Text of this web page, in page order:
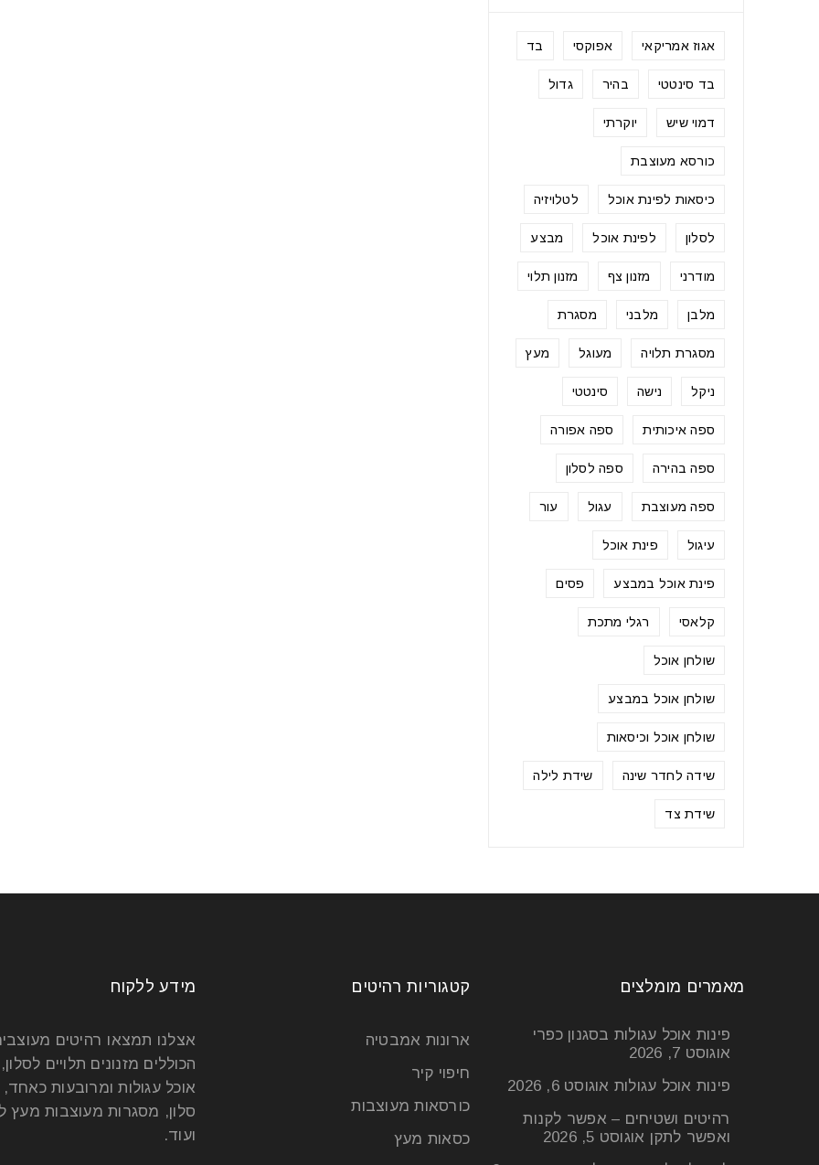
אגוז אמריקאי אפוקסי בד
בד סינטטי בהיר גדול
דמוי שיש יוקרתי
כורסא מעוצבת
כיסאות לפינת אוכל לטלויזיה
לסלון לפינת אוכל מבצע
מודרני מזנון צף מזנון תלוי
מלבן מלבני מסגרת
מסגרת תלויה מעוגל מעץ
ניקל נישה סינטטי
ספה איכותית ספה אפורה
ספה בהירה ספה לסלון
ספה מעוצבת עגול עור
עיגול פינת אוכל
פינת אוכל במבצע פסים
קלאסי רגלי מתכת
שולחן אוכל
שולחן אוכל במבצע
שולחן אוכל וכיסאות
שידה לחדר שינה שידת לילה
שידת צד
מידע ללקוח
אצלנו תמצאו רהיטים
הכוללים מזנונים תלויים
אוכל עגולות ומרובעות
סלון, מסגרות מעוצבות מעץ
ועוד.
קטגוריות רהיטים
ארונות אמבטיה
חיפוי קיר
כורסאות מעוצבות
כסאות מעץ
מאמרים מומלצים
פינות אוכל עגולות בסגנון כפרי
אוגוסט 7, 2026
פינות אוכל עגולות אוגוסט 6, 2026
רהיטים ושטיחים – אפשר לקנות
ואפשר לתקן אוגוסט 5, 2026